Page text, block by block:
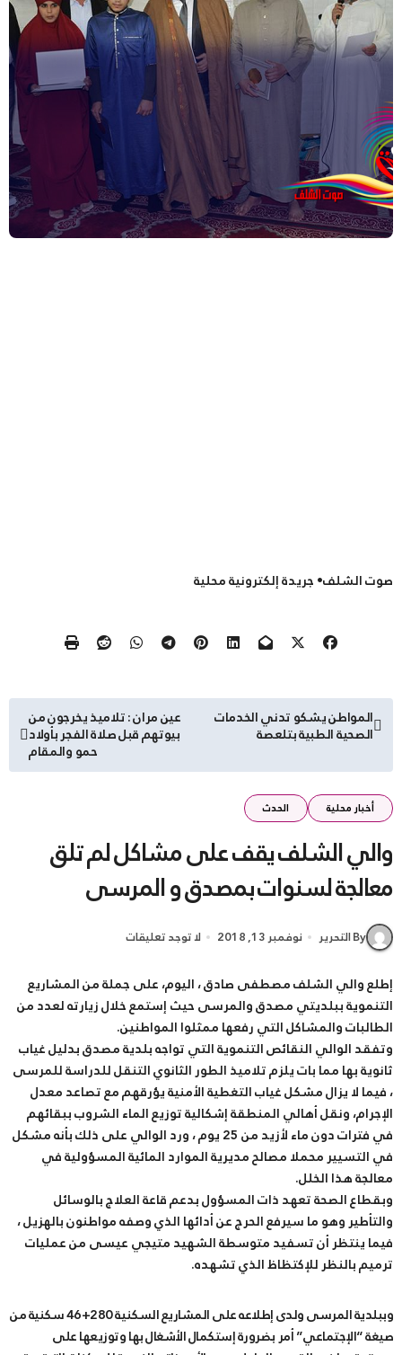
صوت الشلف• جريدة إلكترونية محلية
تصفّح
المقالات
المواطن يشكو تدني الخدمات
الصحية الطبية بتلعصة
عين مران : تلاميذ يخرجون من
بيوتهم قبل صلاة الفجر بأولاد
حمو والمقام
أخبار محلية الحدث
والي الشلف يقف على مشاكل لم تلق
معالجة لسنوات بمصدق و المرسى
By التحرير نوفمبر 13, 2018 لا توجد تعليقات
إطلع والي الشلف مصطفى صادق ، اليوم، على جملة من المشاريع
التنموية ببلديتي مصدق والمرسى حيث إستمع خلال زيارته لعدد من
الطالبات والمشاكل التي رفعها ممثلوا المواطنين.
وتفقد الوالي النقائص التنموية التي تواجه بلدية مصدق بدليل غياب
ثانوية بها مما بات يلزم تلاميذ الطور الثانوي التنقل للدراسة للمرسى
، فيما لا يزال مشكل غياب التغطية الأمنية يؤرقهم مع تصاعد معدل
الإجرام، ونقل أهالي المنطقة إشكالية توزيع الماء الشروب ببقائهم
في فترات دون ماء لأزيد من 25 يوم ، ورد الوالي على ذلك بأنه مشكل
في التسيير محملا مصالح مديرية الموارد المائية المسؤولية في
معالجة هذا الخلل.
وبقطاع الصحة تعهد ذات المسؤول بدعم قاعة العلاج بالوسائل
والتأطير وهو ما سيرفع الحرج عن أدائها الذي وصفه مواطنون بالهزيل ،
فيما ينتظر أن تسفيد متوسطة الشهيد متيجي عيسى من عمليات
ترميم بالنظر للإكتظاظ الذي تشهده.
وببلدية المرسى ولدى إطلاعه على المشاريع السكنية 280+46 سكنية من
صيغة “الإجتماعي” أمر بضرورة إستكمال الأشغال بها وتوزيعها على